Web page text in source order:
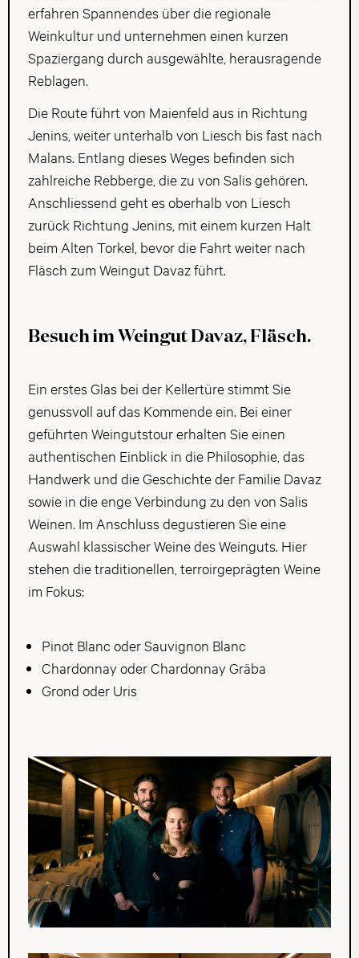
erfahren Spannendes über die regionale
Weinkultur und unternehmen einen kurzen
Spaziergang durch ausgewählte, herausragende
Reblagen.
Die Route führt von Maienfeld aus in Richtung
Jenins, weiter unterhalb von Liesch bis fast nach
Malans. Entlang dieses Weges befinden sich
zahlreiche Rebberge, die zu von Salis gehören.
Anschliessend geht es oberhalb von Liesch
zurück Richtung Jenins, mit einem kurzen Halt
beim Alten Torkel, bevor die Fahrt weiter nach
Fläsch zum Weingut Davaz führt.
Besuch im Weingut Davaz, Fläsch.
Ein erstes Glas bei der Kellertüre stimmt Sie
genussvoll auf das Kommende ein. Bei einer
geführten Weingutstour erhalten Sie einen
authentischen Einblick in die Philosophie, das
Handwerk und die Geschichte der Familie Davaz
sowie in die enge Verbindung zu den von Salis
Weinen. Im Anschluss degustieren Sie eine
Auswahl klassischer Weine des Weinguts. Hier
stehen die traditionellen, terroirgeprägten Weine
im Fokus:
Pinot Blanc oder Sauvignon Blanc
Chardonnay oder Chardonnay Gräba
Grond oder Uris